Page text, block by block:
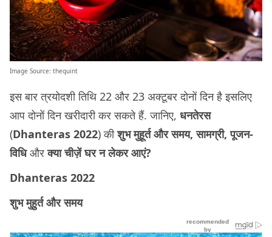
Image Source: thequint
इस बार त्रयोदशी तिथि 22 और 23 अक्टूबर दोनों दिन है इसलिए
आप दोनों दिन खरीदारी कर सकते हैं. जानिए, धनतेरस
(Dhanteras 2022) कीशुभ मुहूर्त और समय, सामग्री, पूजन-
विधिऔरक्या चीज़ें घर न लेकर आएं?
Dhanteras 2022
शुभ मुहुर्त और समय